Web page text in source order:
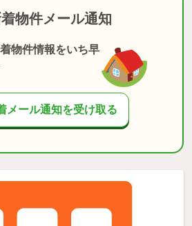
物件メール通知
物件情報をいち早
メール通知を受け取る